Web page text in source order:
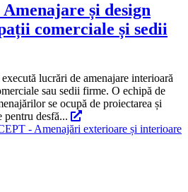
și design
comerciale și sedii
lucrări de amenajare interioară
sau sedii firme. O echipă de
se ocupă de proiectarea și
pentru desfă...